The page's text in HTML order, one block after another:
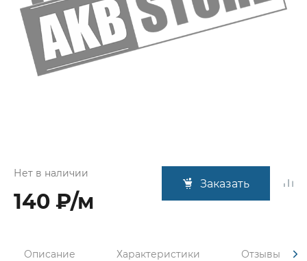
Нет в наличии
140 ₽/м
Заказать
Описание Характеристики Отзывы